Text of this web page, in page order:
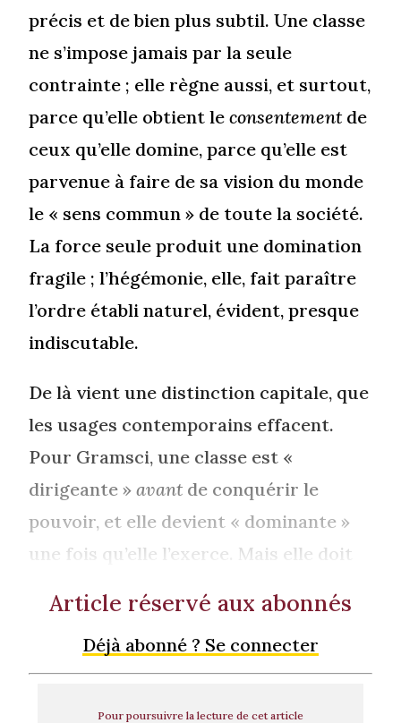
précis et de bien plus subtil. Une classe
ne s’impose jamais par la seule
contrainte ; elle règne aussi, et surtout,
parce qu’elle obtient leconsentementde
ceux qu’elle domine, parce qu’elle est
parvenue à faire de sa vision du monde
le « sens commun » de toute la société.
La force seule produit une domination
fragile ; l’hégémonie, elle, fait paraître
l’ordre établi naturel, évident, presque
indiscutable.
De là vient une distinction capitale, que
les usages contemporains effacent.
Pour Gramsci, une classe est «
dirigeante »avant de conquérir le
pouvoir, et elle devient « dominante »
une fois qu’elle l’exerce. Mais elle doit
Article réservé aux abonnés
Déjà abonné ? Se connecter
Pour poursuivre la lecture de cet article